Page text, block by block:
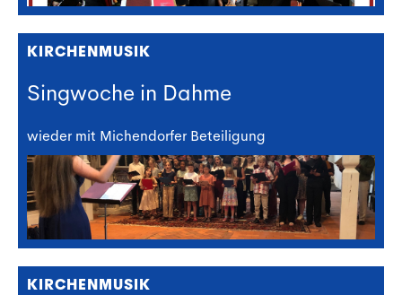
KIRCHENMUSIK
Singwoche in Dahme
wieder mit Michendorfer Beteiligung
KIRCHENMUSIK